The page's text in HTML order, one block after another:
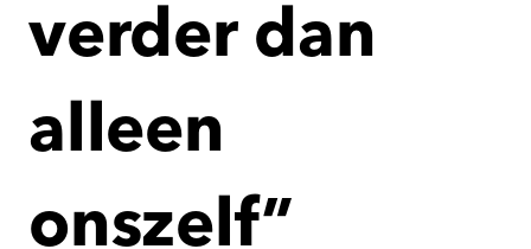
verder dan
alleen
onszelf”